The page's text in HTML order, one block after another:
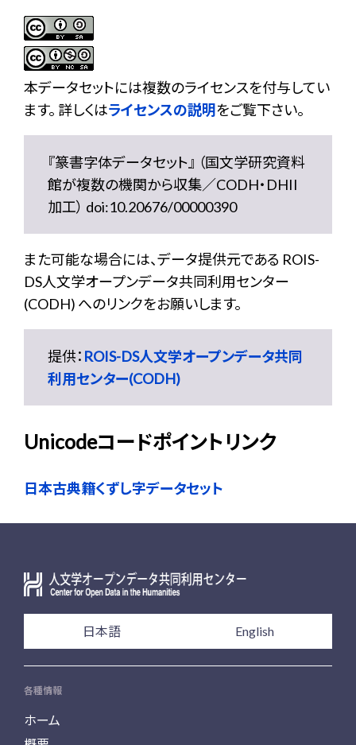
本データセットには複数のライセンスを付与してい
ます。 詳しくはライセンスの説明をご覧下さい。
『篆書字体データセット』 （国文学研究資料
館が複数の機関から収集／CODH・DHII
加工） doi:10.20676/00000390
また可能な場合には、データ提供元である ROIS-
DS人文学オープンデータ共同利用センター
(CODH) へのリンクをお願いします。
提供： ROIS-DS人文学オープンデータ共同
利用センター(CODH)
Unicodeコードポイントリンク
日本古典籍くずし字データセット
日本語 English
各種情報
ホーム